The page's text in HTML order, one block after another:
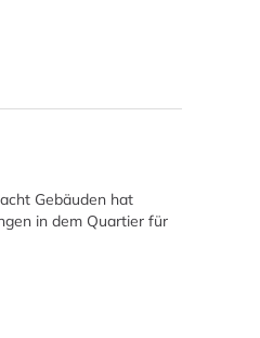
Gebäuden hat
in dem Quartier für